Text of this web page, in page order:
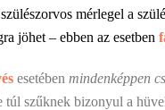
mérlegel a
jöhet – ebben az esetben
esetében mindenképpen
túl szűknek bizonyul a